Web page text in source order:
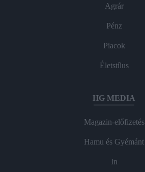
Agrár
Pénz
Piacok
Életstílus
HG MEDIA
Magazin-előfizetés
Hamu és Gyémánt
In